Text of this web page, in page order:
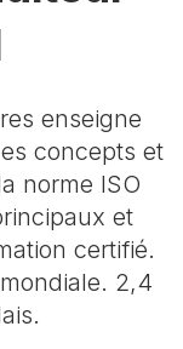
enseigne
concepts et
norme ISO
et
certifié.
2,4